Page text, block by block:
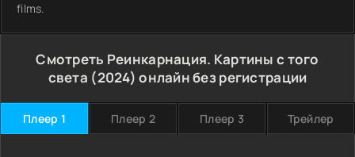
films.
Смотреть Реинкарнация. Картины с того
света (2024) онлайн без регистрации
Плеер 1 Плеер 2 Плеер 3 Трейлер